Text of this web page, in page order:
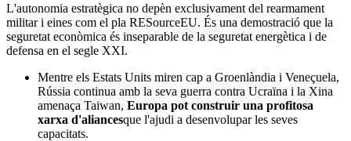
L'autonomia estratègica no depèn exclusivament del rearmament
militar i eines com el pla RESourceEU. És una demostració que la
seguretat econòmica és inseparable de la seguretat energètica i de
defensa en el segle XXI.
Mentre els Estats Units miren cap a Groenlàndia i Veneçuela,
Rússia continua amb la seva guerra contra Ucraïna i la Xina
amenaça Taiwan, Europa pot construir una profitosa
xarxa d'aliancesque l'ajudi a desenvolupar les seves
capacitats.